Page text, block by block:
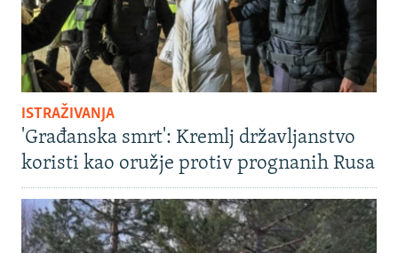
ISTRAŽIVANJA
'Građanska smrt': Kremlj državljanstvo
koristi kao oružje protiv prognanih Rusa